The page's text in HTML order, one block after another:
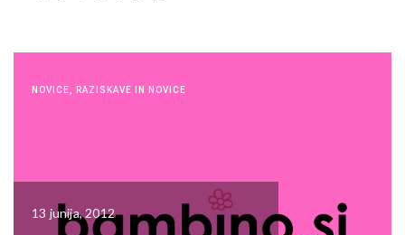
NOVICE RAZISKAVE IN NOVICE
13 junija, 2012